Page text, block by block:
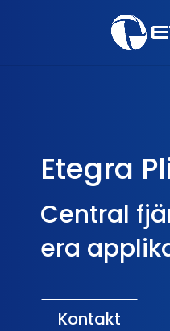
Etegra
Central
era
Kontakt